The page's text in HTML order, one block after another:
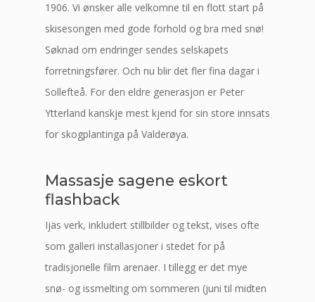
1906. Vi ønsker alle velkomne til en flott start på
skisesongen med gode forhold og bra med snø!
Søknad om endringer sendes selskapets
forretningsfører. Och nu blir det fler fina dagar i
Sollefteå. For den eldre generasjon er Peter
Ytterland kanskje mest kjend for sin store innsats
for skogplantinga på Valderøya.
Massasje sagene eskort
flashback
Ijäs verk, inkludert stillbilder og tekst, vises ofte
som galleri installasjoner i stedet for på
tradisjonelle film arenaer. I tillegg er det mye
snø- og issmelting om sommeren (juni til midten